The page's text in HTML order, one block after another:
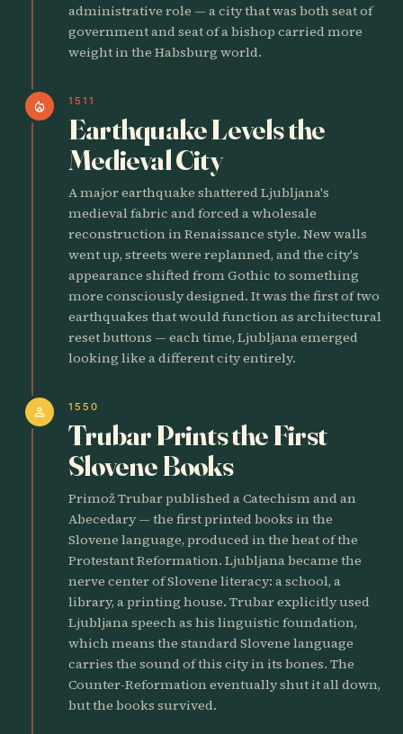
administrative role — a city that was both seat of
government and seat of a bishop carried more
weight in the Habsburg world.
local_fire_department 1511
Earthquake Levels the
Medieval City
A major earthquake shattered Ljubljana's
medieval fabric and forced a wholesale
reconstruction in Renaissance style. New walls
went up, streets were replanned, and the city's
appearance shifted from Gothic to something
more consciously designed. It was the first of two
earthquakes that would function as architectural
reset buttons — each time, Ljubljana emerged
looking like a different city entirely.
person 1550
Trubar Prints the First
Slovene Books
Primož Trubar published a Catechism and an
Abecedary — the first printed books in the
Slovene language, produced in the heat of the
Protestant Reformation. Ljubljana became the
nerve center of Slovene literacy: a school, a
library, a printing house. Trubar explicitly used
Ljubljana speech as his linguistic foundation,
which means the standard Slovene language
carries the sound of this city in its bones. The
Counter-Reformation eventually shut it all down,
but the books survived.